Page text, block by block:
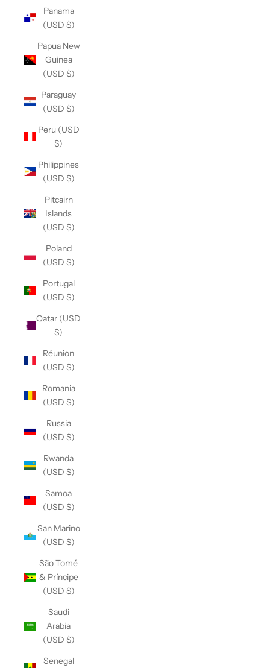
Panama
(USD $)
Papua New
Guinea
(USD $)
Paraguay
(USD $)
Peru (USD
$)
Philippines
(USD $)
Pitcairn
Islands
(USD $)
Poland
(USD $)
Portugal
(USD $)
Qatar (USD
$)
Réunion
(USD $)
Romania
(USD $)
Russia
(USD $)
Rwanda
(USD $)
Samoa
(USD $)
San Marino
(USD $)
São Tomé
& Príncipe
(USD $)
Saudi
Arabia
(USD $)
Senegal